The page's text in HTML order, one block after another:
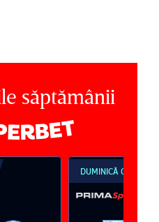
săptămânii
DUMINICĂ 09 AUG,